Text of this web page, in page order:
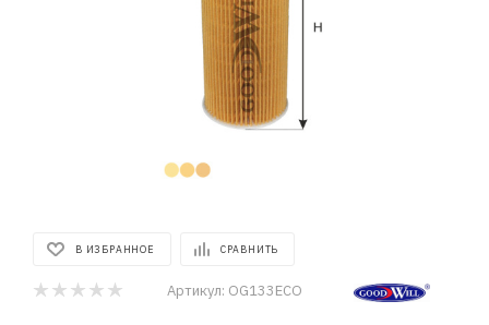
В ИЗБРАННОЕ СРАВНИТЬ
Артикул: OG133ECO